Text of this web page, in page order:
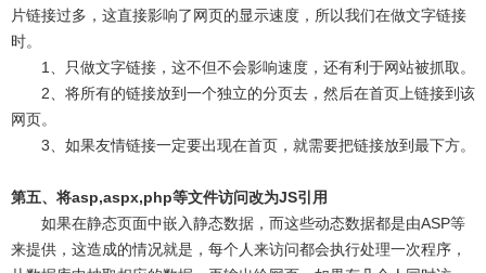
片链接过多，这直接影响了网页的显示速度，所以我们在做文字链接
时。
1、只做文字链接，这不但不会影响速度，还有利于网站被抓取。
2、将所有的链接放到一个独立的分页去，然后在首页上链接到该
网页。
3、如果友情链接一定要出现在首页，就需要把链接放到最下方。
第五、将asp,aspx,php等文件访问改为JS引用
如果在静态页面中嵌入静态数据，而这些动态数据都是由ASP等
来提供，这造成的情况就是，每个人来访问都会执行处理一次程序，